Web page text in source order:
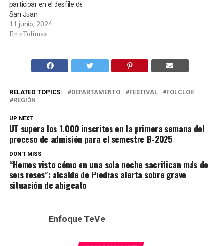
participar en el desfile de
San Juan
11 junio, 2024
En «Tolima»
RELATED TOPICS: DEPARTAMENTO FESTIVAL
FOLCLOR
REGIÓN
UP NEXT
UT supera los 1.000 inscritos en la primera semana del
proceso de admisión para el semestre B-2025
DON'T MISS
“Hemos visto cómo en una sola noche sacrifican más de
seis reses”: alcalde de Piedras alerta sobre grave
situación de abigeato
Enfoque TeVe